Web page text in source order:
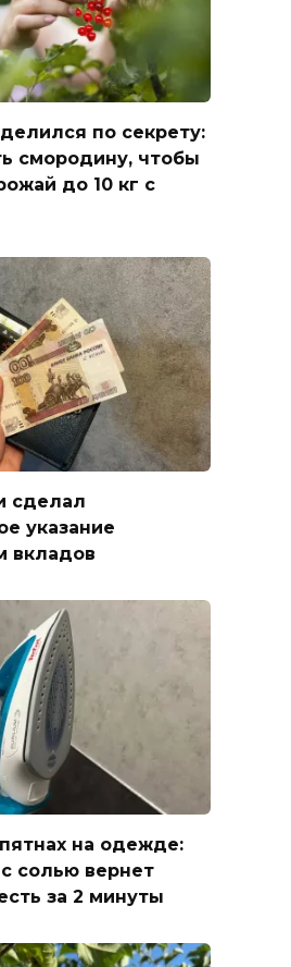
по секрету:
смородину, чтобы
до 10 кг с
сделал
указание
вкладов
на одежде:
солью вернет
за 2 минуты